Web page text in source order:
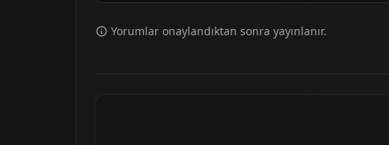
Yorumlar onaylandıktan sonra yayınlanır.